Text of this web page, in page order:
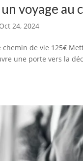
voyage au
Oct 24, 2024
de vie 125€
une porte vers la